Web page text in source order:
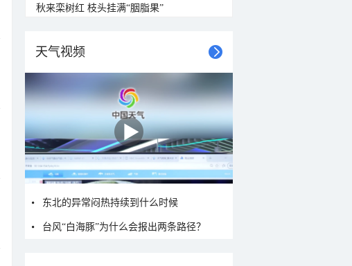
秋来栾树红 枝头挂满“胭脂果”
天气视频
东北的异常闷热持续到什么时候
台风“白海豚”为什么会报出两条路径？